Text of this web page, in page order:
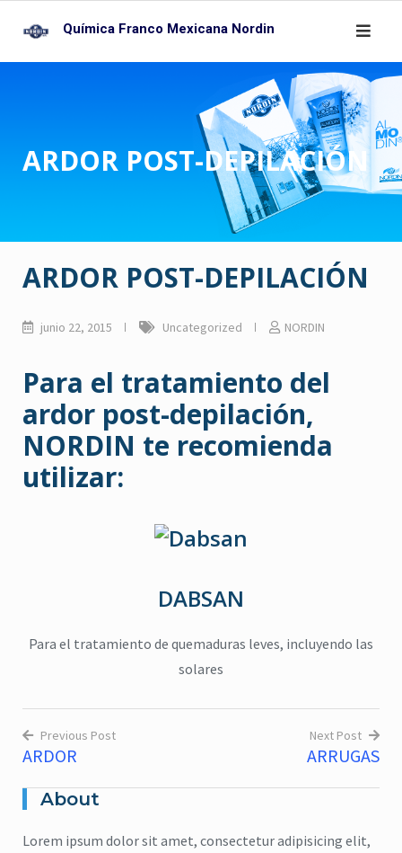
content
Lavanda,repelente
repelente de insectos
,Vitamina E
CICADIN JABÓN LÍQUIDO
Química Franco Mexicana Nordin
ARDOR POST-DEPILACIÓN
ARDOR POST-DEPILACIÓN
junio 22, 2015 Uncategorized NORDIN
Para el tratamiento del
ardor post-depilación,
NORDIN te recomienda
utilizar:
DABSAN
Para el tratamiento de quemaduras leves, incluyendo las
solares
Navegación
de
entradas
Previous Post
ARDOR
Next Post
ARRUGAS
About
Lorem ipsum dolor sit amet, consectetur adipisicing elit,